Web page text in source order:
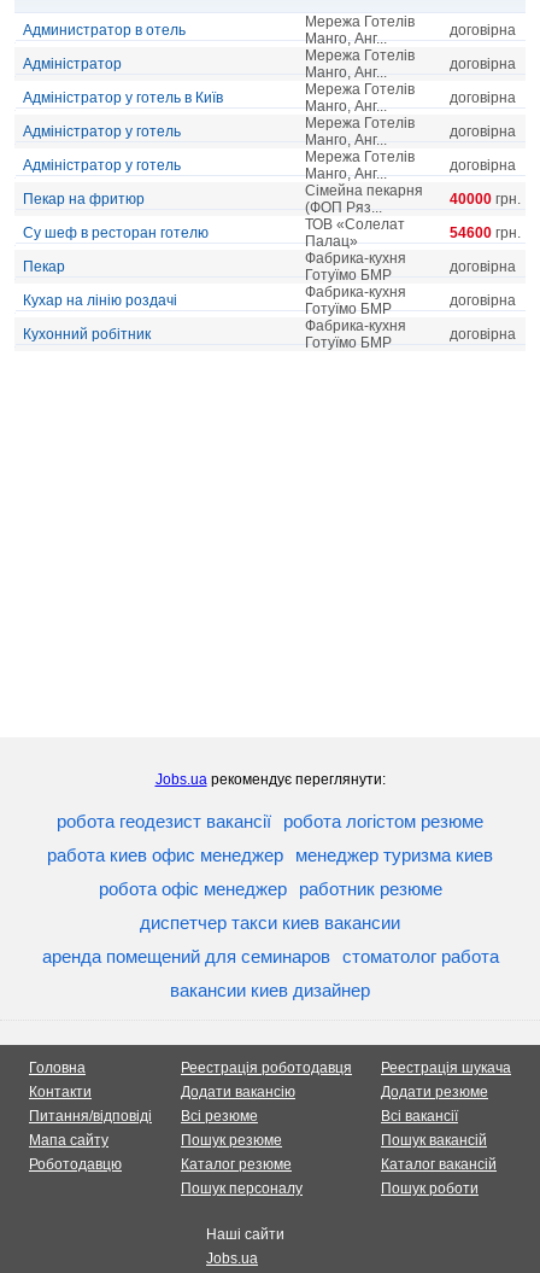
Администратор в отель
Мережа Готелів
Манго, Анг...
договірна
Адміністратор
Мережа Готелів
Манго, Анг...
договірна
Адміністратор у готель в Київ
Мережа Готелів
Манго, Анг...
договірна
Адміністратор у готель
Мережа Готелів
Манго, Анг...
договірна
Адміністратор у готель
Мережа Готелів
Манго, Анг...
договірна
Пекар на фритюр
Сімейна пекарня
(ФОП Ряз...
40000 грн.
Су шеф в ресторан готелю
ТОВ «Солелат
Палац»
54600 грн.
Пекар
Фабрика-кухня
Готуїмо БМР
договірна
Кухар на лінію роздачі
Фабрика-кухня
Готуїмо БМР
договірна
Кухонний робітник
Фабрика-кухня
Готуїмо БМР
договірна
Jobs.uaрекомендує переглянути:
робота геодезист вакансії
робота логістом резюме
работа киев офис менеджер
менеджер туризма киев
робота офіс менеджер
работник резюме
диспетчер такси киев вакансии
аренда помещений для семинаров
стоматолог работа
вакансии киев дизайнер
Головна
Контакти
Питання/відповіді
Мапа сайту
Роботодавцю
Реестрація роботодавця
Додати вакансію
Всі резюме
Пошук резюме
Каталог резюме
Пошук персоналу
Реестрація шукача
Додати резюме
Всі вакансії
Пошук вакансій
Каталог вакансій
Пошук роботи
Наші сайти
Jobs.ua